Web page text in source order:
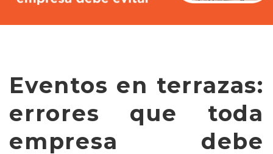
Eventos en terrazas:
errores que toda
empresa debe